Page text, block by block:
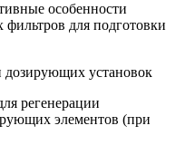
особенности
для подготовки
дозирующих установок
регенерации
элементов (при